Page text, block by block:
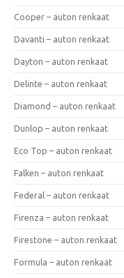
Cooper – auton renkaat
Davanti – auton renkaat
Dayton – auton renkaat
Delinte – auton renkaat
Diamond – auton renkaat
Dunlop – auton renkaat
Eco Top – auton renkaat
Falken – auton renkaat
Federal – auton renkaat
Firenza – auton renkaat
Firestone – auton renkaat
Formula – auton renkaat